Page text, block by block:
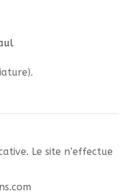
Le site n’effectue